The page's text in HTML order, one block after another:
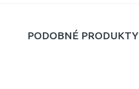
PODOBNÉ PRODUKTY